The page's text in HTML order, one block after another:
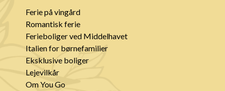
Ferie på vingård
Romantisk ferie
Ferieboliger ved Middelhavet
Italien for børnefamilier
Eksklusive boliger
Lejevilkår
Om You Go